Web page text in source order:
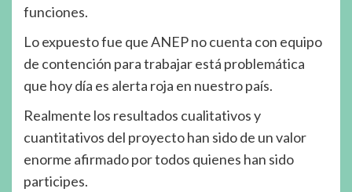
funciones.
Lo expuesto fue que ANEP no cuenta con equipo
de contención para trabajar está problemática
que hoy día es alerta roja en nuestro país.
Realmente los resultados cualitativos y
cuantitativos del proyecto han sido de un valor
enorme afirmado por todos quienes han sido
participes.